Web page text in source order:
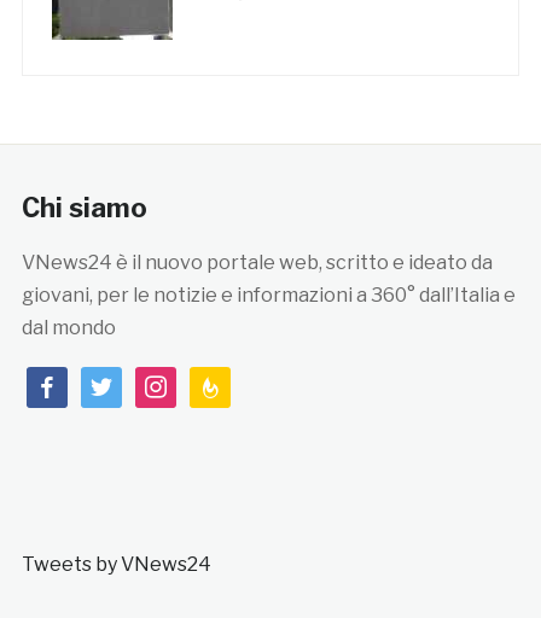
Chi siamo
VNews24 è il nuovo portale web, scritto e ideato da
giovani, per le notizie e informazioni a 360° dall’Italia e
dal mondo
facebooktwitterinstagramfeedburner
Tweets by VNews24